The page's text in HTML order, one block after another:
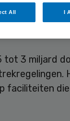
zal het
zijn
tot 3 miljard
faciliteiten
All I